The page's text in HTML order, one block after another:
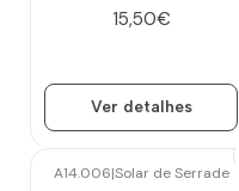
15,50€
Ver detalhes
A14.006|Solar de Serrade